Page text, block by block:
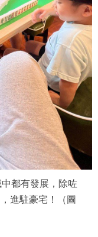
都有發展，除咗
進駐豪宅！（圖